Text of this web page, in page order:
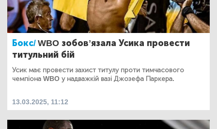
Бокс/WBO зобовʼязала Усика провести
титульний бій
Усик має провести захист титулу проти тимчасового
чемпіона WBO у надважкій вазі Джозефа Паркера.
13.03.2025, 11:12